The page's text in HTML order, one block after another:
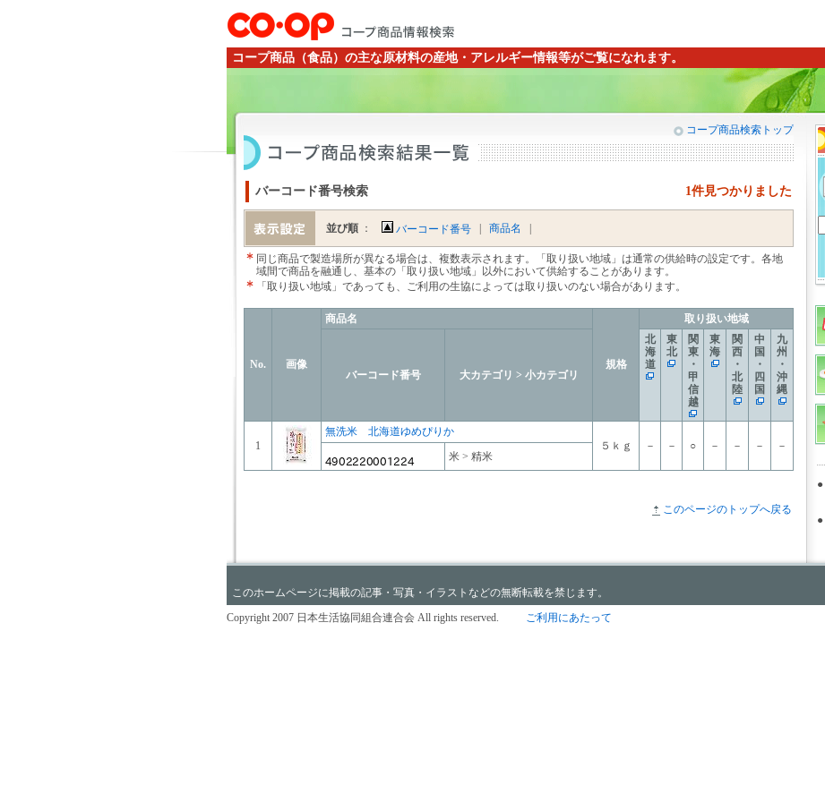
コープ商品（食品）の主な原材料の産地・アレルギー情報等がご覧になれます。
コープ商品検索トップ
バーコード番号検索 1件見つかりました
並び順 ： バーコード番号 商品名
同じ商品で製造場所が異なる場合は、複数表示されます。「取り扱い地域」は通常の供給時の設定です。各地
域間で商品を融通し、基本の「取り扱い地域」以外において供給することがあります。
「取り扱い地域」であっても、ご利用の生協によっては取り扱いのない場合があります。
No. 画像
商品名
規格
取り扱い地域
バーコード番号 大カテゴリ > 小カテゴリ
北
海
道
東
北
関
東
・
甲
信
越
東
海
関
西
・
北
陸
中
国
・
四
国
九
州
・
沖
縄
1
無洗米 北海道ゆめぴりか
５ｋｇ
－ － ○ － － －
－
米 > 精米
このページのトップへ戻る
●
●
このホームページに掲載の記事・写真・イラストなどの無断転載を禁じます。
Copyright 2007 日本生活協同組合連合会 All rights reserved. ご利用にあたって